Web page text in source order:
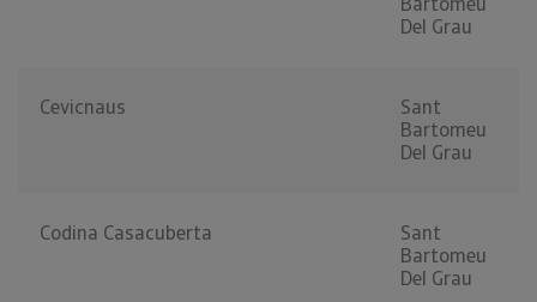
Del Grau
Cevicnaus
Sant
Bartomeu
Del Grau
Codina Casacuberta
Sant
Bartomeu
Del Grau